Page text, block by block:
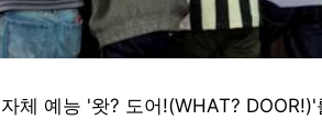
체 예능 '왓? 도어!(WHAT? DOOR!)'